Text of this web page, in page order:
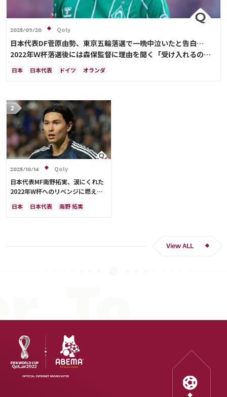
2025/09/20 Qoly
日本代表DF菅原由勢、東京五輪落選で一晩中泣いたと告白…
2022年Ｗ杯落選後には森保監督に理由を聞く「受け入れるのは
難しかった」
日本 日本代表 ドイツ オランダ
2025/10/14 Qoly
日本代表MF南野拓実、涙にくれた
2022年W杯へのリベンジに燃える
ー人生をかけた戦い」
日本 日本代表
南野 拓実
View ALL